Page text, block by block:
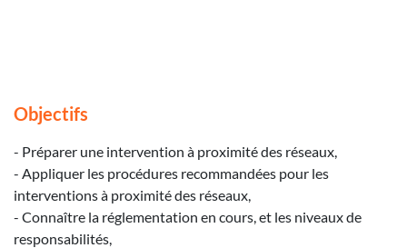
Objectifs
- Préparer une intervention à proximité des réseaux,
- Appliquer les procédures recommandées pour les
interventions à proximité des réseaux,
- Connaître la réglementation en cours, et les niveaux de
responsabilités,